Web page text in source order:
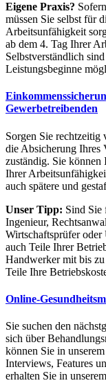
Eigene Praxis?
müssen Sie selbst für
Arbeitsunfähigkeit
ab dem 4. Tag Ihrer
Selbstverständlich
Leistungsbeginne
Gewerbetreibenden
Sorgen Sie rechtzeitig
die Absicherung Ihres
zuständig. Sie können
Ihrer
auch spätere und
Unser Tipp: Sind Sie
Ingenieur,
Wirtschaftsprüfer oder
auch Teile Ihrer
Handwerker mit bis
Teile Ihre
Online-
Sie suchen den
sich über
können Sie in unserem
Interviews, Features
erhalten Sie in